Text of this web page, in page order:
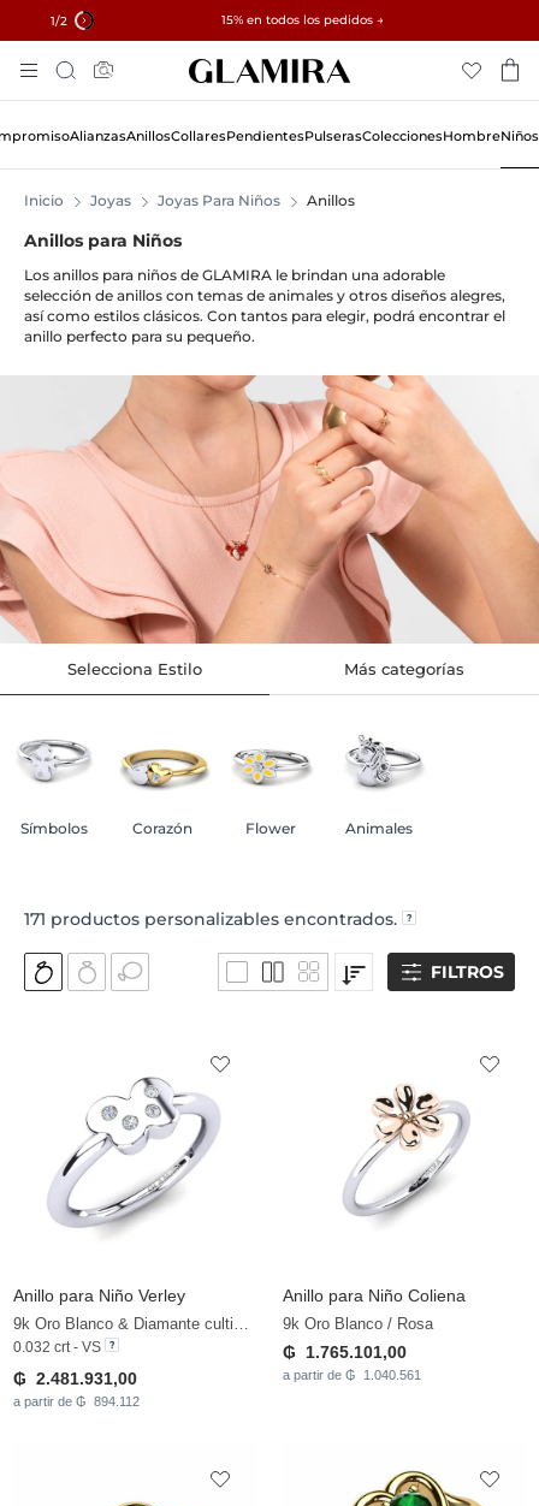
1/2 15% en todos los pedidos →
✓ Devoluciones en 60 días ✓ Redimensionamiento gratuito
To
Content
Búsqueda
AlianzasAnillosCollaresPendientesPulserasColeccionesHombreNiños
Inicio Joyas Joyas Para Niños Anillos
Anillos para Niños
Los anillos para niños de GLAMIRA le brindan una adorable
selección de anillos con temas de animales y otros diseños alegres,
así como estilos clásicos. Con tantos para elegir, podrá encontrar el
anillo perfecto para su pequeño.
Selecciona Estilo
Símbolos Corazón Flower Animales
Más categorías
171 productos personalizables encontrados.
FILTROS
Anillo para Niño Verley
9k Oro Blanco & Diamante cultivado en laboratorio
0.032 crt - VS
₲ 2.481.931,00
a partir de ₲ 894.112
Anillo para Niño Coliena
9k Oro Blanco / Rosa
₲ 1.765.101,00
a partir de ₲ 1.040.561